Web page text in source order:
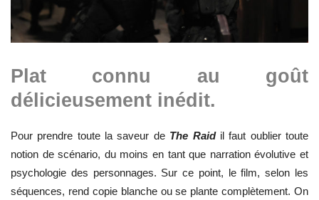
Plat connu au goût
délicieusement inédit.
Pour prendre toute la saveur de The Raidil faut oublier toute
notion de scénario, du moins en tant que narration évolutive et
psychologie des personnages. Sur ce point, le film, selon les
séquences, rend copie blanche ou se plante complètement. On